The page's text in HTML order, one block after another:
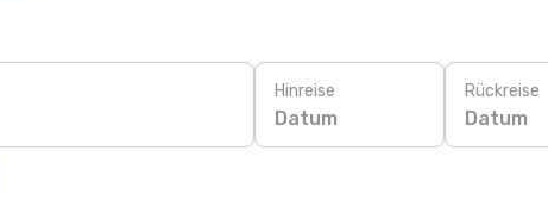
Hinreise
Datum
Rückreise
Datum